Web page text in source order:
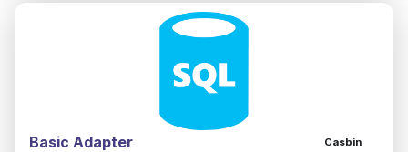
Basic Adapter Casbin